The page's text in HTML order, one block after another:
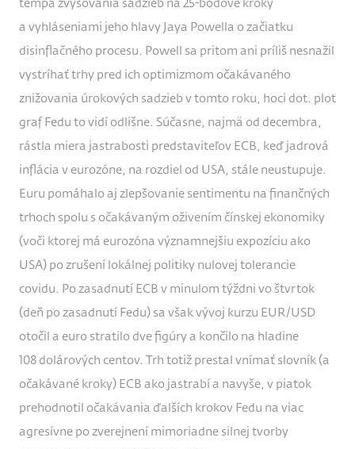
tempa zvyšovania sadzieb na 25-bodové kroky
a vyhláseniami jeho hlavy Jaya Powella o začiatku
disinflačného procesu. Powell sa pritom ani príliš nesnažil
vystríhať trhy pred ich optimizmom očakávaného
znižovania úrokových sadzieb v tomto roku, hoci dot. plot
graf Fedu to vidí odlišne. Súčasne, najmä od decembra,
rástla miera jastrabosti predstaviteľov ECB, keď jadrová
inflácia v eurozóne, na rozdiel od USA, stále neustupuje.
Euru pomáhalo aj zlepšovanie sentimentu na finančných
trhoch spolu s očakávaným oživením čínskej ekonomiky
(voči ktorej má eurozóna významnejšiu expozíciu ako
USA) po zrušení lokálnej politiky nulovej tolerancie
covidu. Po zasadnutí ECB v minulom týždni vo štvrtok
(deň po zasadnutí Fedu) sa však vývoj kurzu EUR/USD
otočil a euro stratilo dve figúry a končilo na hladine
108 dolárových centov. Trh totiž prestal vnímať slovník (a
očakávané kroky) ECB ako jastrabí a navyše, v piatok
prehodnotil očakávania ďalších krokov Fedu na viac
agresívne po zverejnení mimoriadne silnej tvorby